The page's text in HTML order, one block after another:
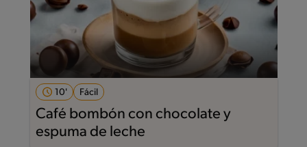
10' Fácil
Café bombón con chocolate y
espuma de leche